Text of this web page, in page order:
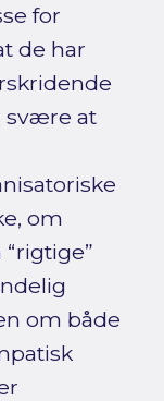
for
de har
svære at
om
om både